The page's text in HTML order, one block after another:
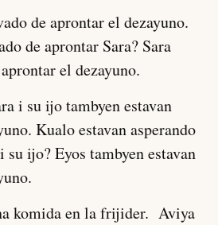
de aprontar el dezayuno.
de aprontar Sara? Sara
el dezayuno.
i su ijo tambyen estavan
Kualo estavan asperando
ijo? Eyos tambyen estavan
komida en la frijider. Aviya